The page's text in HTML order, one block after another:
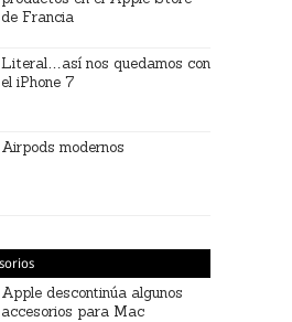
de Francia
Literal…así nos quedamos con
el iPhone 7
Airpods modernos
Apple descontinúa algunos
accesorios para Mac